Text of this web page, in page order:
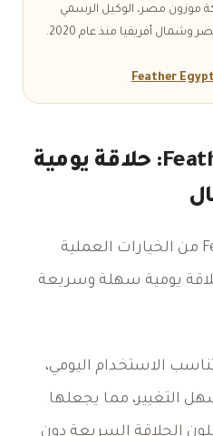
موزون مصر، الوكيل الرسمي
ماكينة Feather F2 Neo: حلاقة يومية
تُعد ماكينة Feather F2 Neo من الخيارات العملية
يومية سهلة وسريعة
الاستخدام اليومي،
التغيير، مما يجعلها
الحلاقة السريعة دون